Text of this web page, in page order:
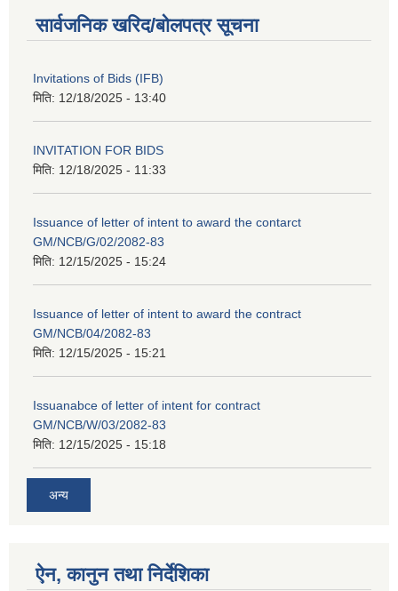
सार्वजनिक खरिद/बोलपत्र सूचना
Invitations of Bids (IFB)
मिति: 12/18/2025 - 13:40
INVITATION FOR BIDS
मिति: 12/18/2025 - 11:33
Issuance of letter of intent to award the contarct
GM/NCB/G/02/2082-83
मिति: 12/15/2025 - 15:24
Issuance of letter of intent to award the contract
GM/NCB/04/2082-83
मिति: 12/15/2025 - 15:21
Issuanabce of letter of intent for contract
GM/NCB/W/03/2082-83
मिति: 12/15/2025 - 15:18
अन्य
ऐन, कानुन तथा निर्देशिका